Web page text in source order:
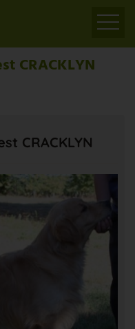
ACCUEIL
LIENS
PARTENAIRES
CONTACT
CRACKLYN
CRACKLYN